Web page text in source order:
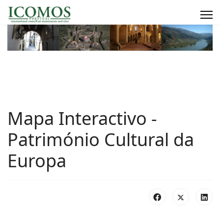
Mapa Interactivo -
Património Cultural da
Europa